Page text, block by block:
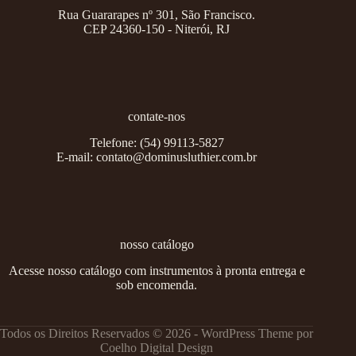
Rua Guararapes nº 301, São Francisco.
CEP 24360-150 - Niterói, RJ
contate-nos
Telefone: (54) 99113-5827
E-mail:contato@dominusluthier.com.br
nosso catálogo
Acesse nosso catálogo com instrumentos à pronta entrega e
sob encomenda.
Todos os Direitos Reservados © 2026 - WordPress Theme por
Coelho Digital Design